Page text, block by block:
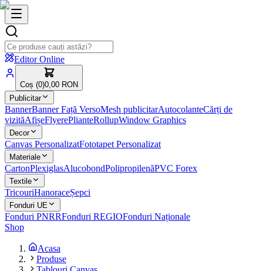
Editor Online
Coș (0)0,00 RON
Publicitar
BannerBanner Față VersoMesh publicitarAutocolanteCărți de
vizităAfișeFlyerePlianteRollupWindow Graphics
Decor
Canvas PersonalizatFototapet Personalizat
Materiale
CartonPlexiglasAlucobondPolipropilenăPVC Forex
Textile
TricouriHanoraceȘepci
Fonduri UE
Fonduri PNRRFonduri REGIOFonduri Naționale
Shop
Acasa
Produse